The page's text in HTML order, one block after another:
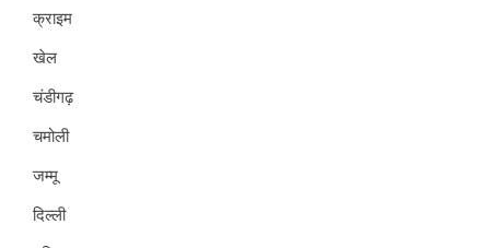
क्राइम
खेल
चंडीगढ़
चमोली
जम्मू
दिल्ली